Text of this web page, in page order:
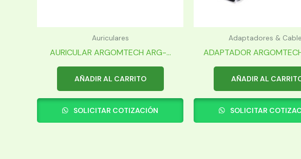
Auriculares
AURICULAR ARGOMTECH ARG-...
AÑADIR AL CARRITO
SOLICITAR COTIZACIÓN
Adaptadores &
ADAPTADOR
AÑADIR AL
SOLICITAR